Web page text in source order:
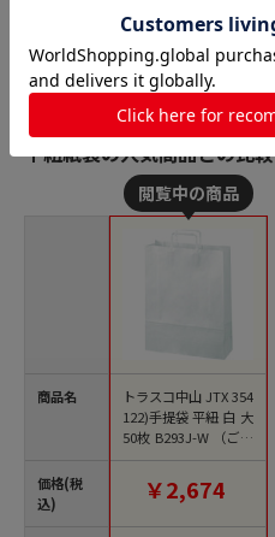
平紐紙袋の人気商品との比較
商品名
価格(税
込)
トラスコ中山 JTX 354
122)手提袋 平紐 白 大
50枚 B293J-W （ご注
文単位1パック）【直
￥2,674